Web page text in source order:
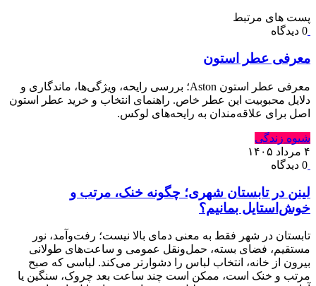
پست های مرتبط
0 دیدگاه
معرفی عطر استون
معرفی عطر استون Aston؛ بررسی رایحه، ویژگی‌ها، ماندگاری و
دلایل محبوبیت این عطر خاص. راهنمای انتخاب و خرید عطر استون
اصل برای علاقه‌مندان به رایحه‌های لوکس.
شیوه زندگی
۴ مرداد ۱۴۰۵
0 دیدگاه
لینن در تابستان شهری؛ چگونه خنک، مرتب و
خوش‌استایل بمانیم؟
تابستان در شهر فقط به معنی دمای بالا نیست؛ رفت‌وآمد، نور
مستقیم، فضای بسته، حمل‌ونقل عمومی و ساعت‌های طولانی
بیرون از خانه، انتخاب لباس را دشوارتر می‌کند. لباسی که صبح
مرتب و خنک است، ممکن است چند ساعت بعد چروک، سنگین یا